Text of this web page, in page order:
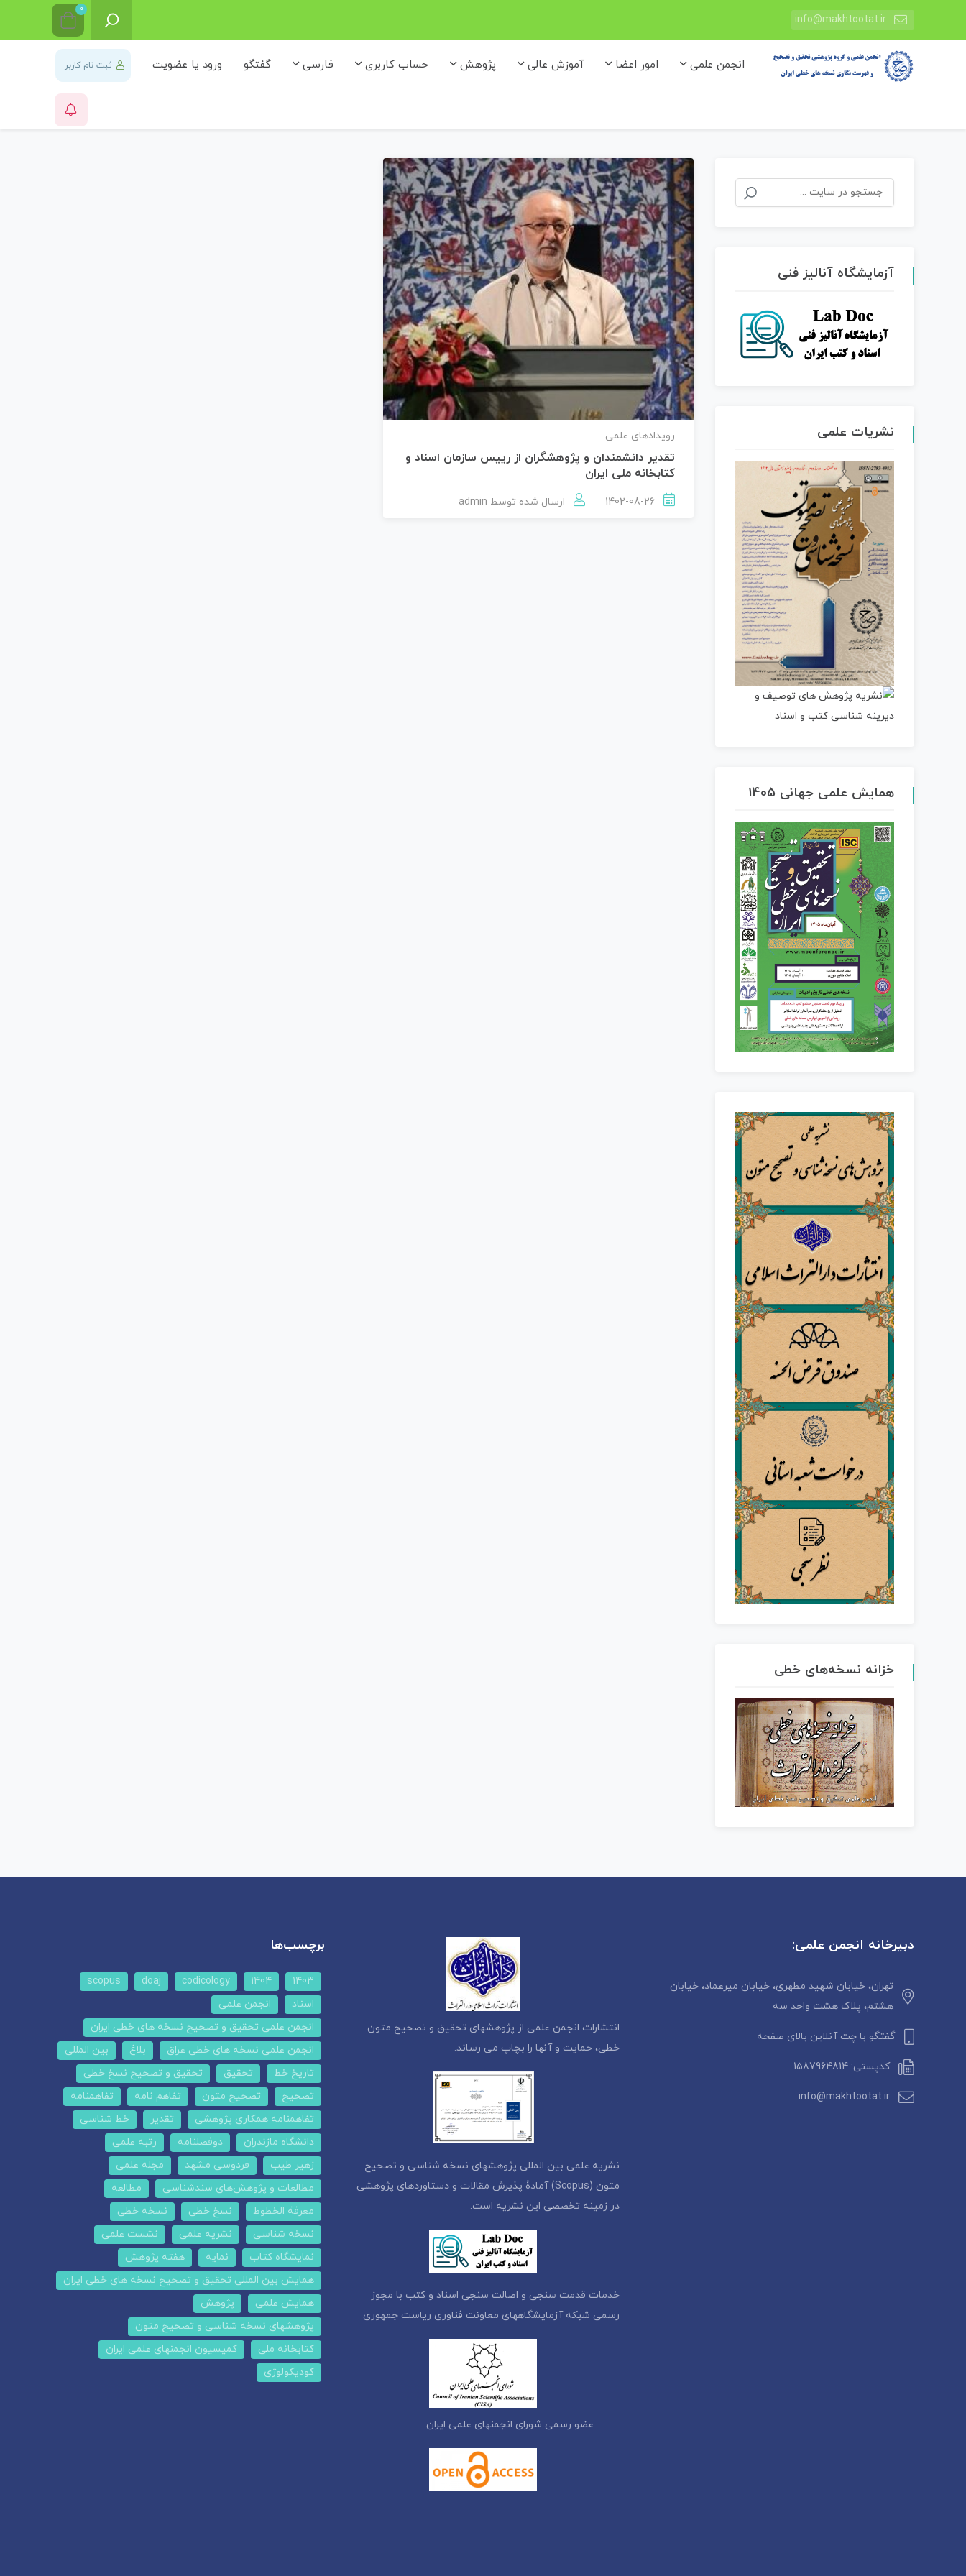
info@makhtootat.ir
0
انجمن علمی امور اعضا آموزش عالی پژوهش حساب کاربری فارسی گفتگو ورود یا عضویت ثبت نام کاربر
رویدادهای علمی
تقدیر دانشمندان و پژوهشگران از رییس سازمان اسناد و
کتابخانه ملی ایران
1402-08-26 ارسال شده توسط admin
جستجو
برای:
آزمایشگاه آنالیز فنی
نشریات علمی
همایش علمی جهانی 1405
خزانه نسخه‌های خطی
دبیرخانه انجمن علمی:
تهران، خیابان شهید مطهری، خیابان میرعماد، خیابان
هشتم، پلاک هشت واحد سه
گفتگو با چت آنلاین بالای صفحه
کدپستی: 1587964814
info@makhtootat.ir
انتشارات انجمن علمی از پژوهشهای تحقیق و تصحیح متون
خطی، حمایت و آنها را بچاپ می رساند.
نشریه علمی بین المللی پژوهشهای نسخه شناسی و تصحیح
متون (Scopus) آمادۀ پذیرش مقالات و دستاوردهای پژوهشی
در زمینه تخصصی این نشریه است.
خدمات قدمت سنجی و اصالت سنجی اسناد و کتب با مجوز
رسمی شبکه آزمایشگاههای معاونت فناوری ریاست جمهوری
عضو رسمی شورای انجمنهای علمی ایران
برچسب‌ها
1403
1404
codicology
doaj
scopus
اسناد
انجمن علمی
انجمن علمی تحقیق و تصحیح نسخه های خطی ایران
انجمن علمی نسخه های خطی عراق
بلاغ
بین المللی
تاریخ خط
تحقیق
تحقیق و تصحیح نسخ خطی
تصحیح
تصحیح متون تفاهم نامه
تفاهمنامه
تفاهمنامه همکاری پژوهشی
تقدیر
خط شناسی
دانشگاه مازندران
دوفصلنامه
رتبه علمی
زهیر طیب
فردوسی مشهد
مجله علمی
مطالعات و پژوهش‌های سندشناسی
مطالعه
معرفة الخطوط
نسخ خطی
نسخه خطی
نسخه شناسی
نشریه علمی
نشست علمی
نمایشگاه کتاب
نمایه
هفته پژوهش
همایش بین المللی تحقیق و تصحیح نسخه های خطی ایران
همایش علمی
پژوهش
پژوهشهای نسخه شناسی و تصحیح متون
کتابخانه ملی
کمیسیون انجمنهای علمی ایران
کودیکولوژی